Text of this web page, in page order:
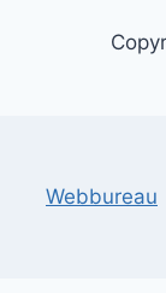
Webbureau